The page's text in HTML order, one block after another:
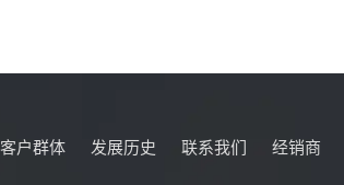
客户群体 发展历史 联系我们 经销商